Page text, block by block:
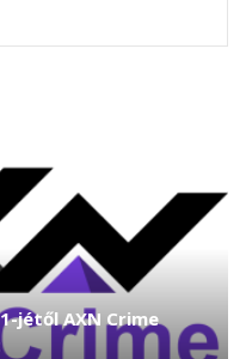
jétől AXN Crime